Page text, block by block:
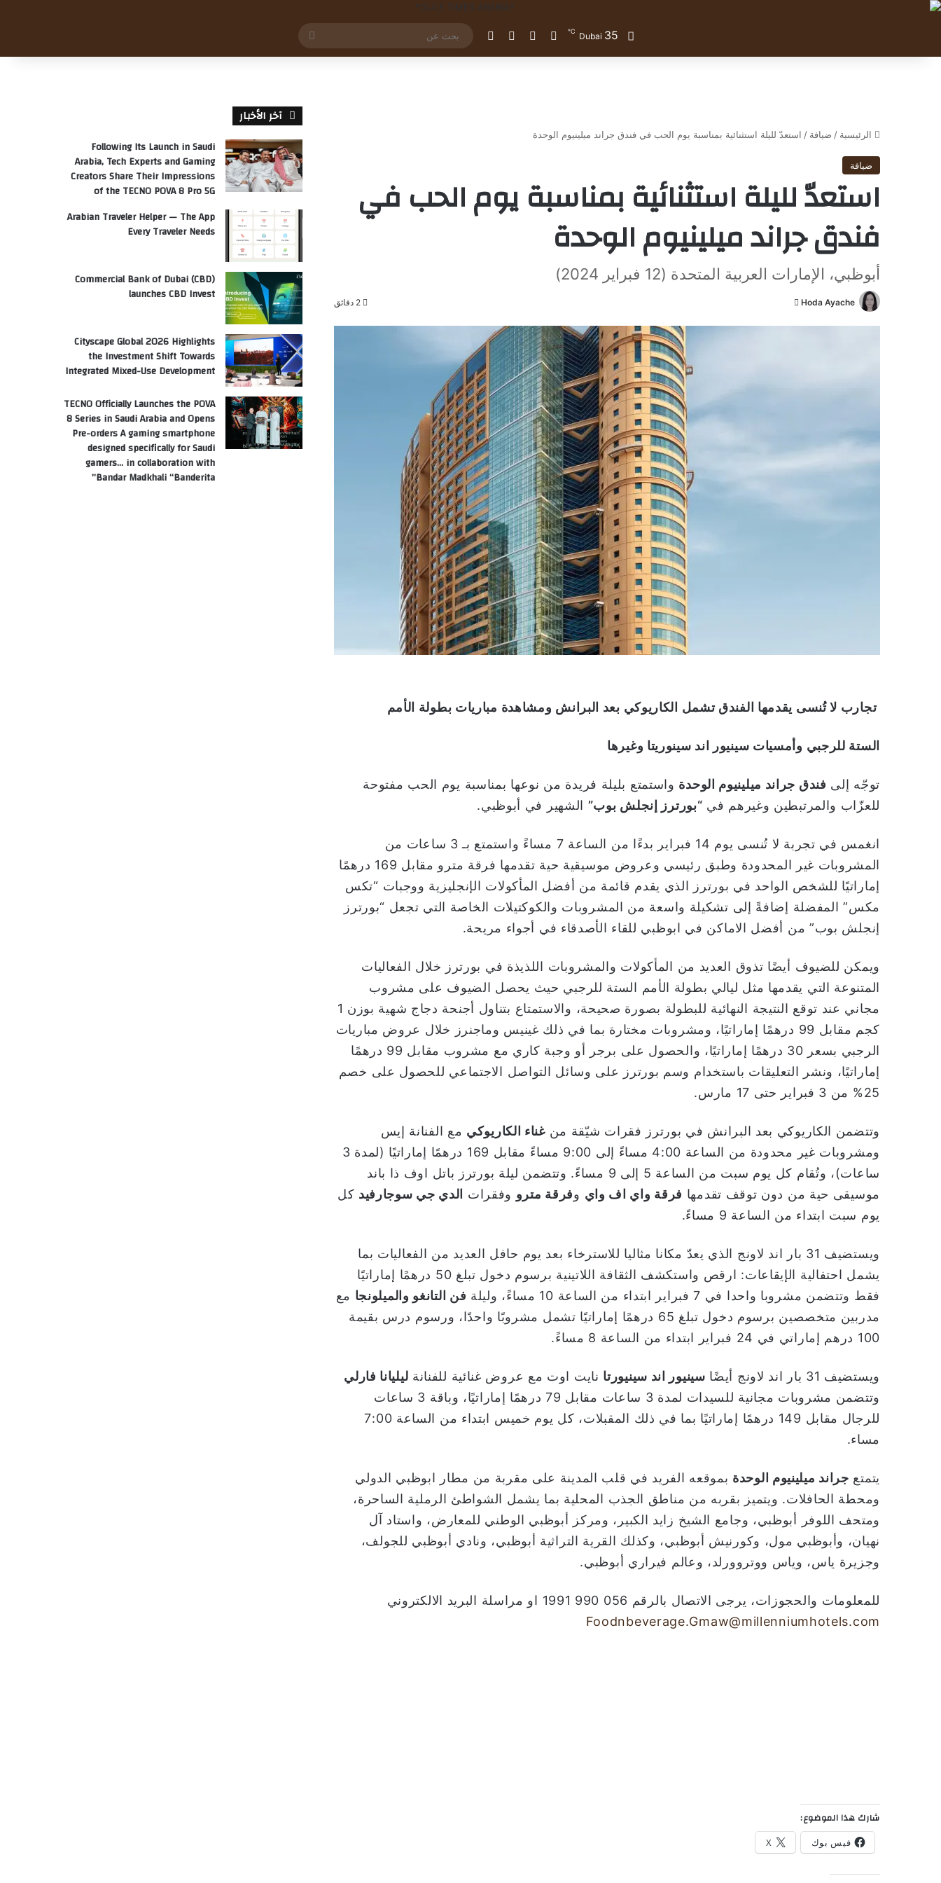
Dubai 35
℃ تسجيل الدخول
مقال عشوائي
إضافة عمود جانبي
الوضع المظلم
عن
الرئيسية / ضيافة / استعدّ لليلة استثنائية بمناسبة يوم الحب في فندق جراند ميلينيوم الوحدة
ضيافة
استعدّ لليلة استثنائية بمناسبة يوم الحب في
فندق جراند ميلينيوم الوحدة
أبوظبي، الإمارات العربية المتحدة (12 فبراير 2024)
Hoda Ayache
تجارب لا تُنسى يقدمها الفندق تشمل الكاريوكي بعد البرانش ومشاهدة مباريات بطولة الأمم
الستة للرجبي وأمسيات سينيور اند سينوريتا وغيرها
توجّه إلى فندق جراند ميلينيوم الوحدة واستمتع بليلة فريدة من نوعها بمناسبة يوم الحب مفتوحة
للعزّاب والمرتبطين وغيرهم في “بورترز إنجلش بوب” الشهير في أبوظبي.
انغمس في تجربة لا تُنسى يوم 14 فبراير بدءًا من الساعة 7 مساءً واستمتع بـ 3 ساعات من
المشروبات غير المحدودة وطبق رئيسي وعروض موسيقية حية تقدمها فرقة مترو مقابل 169 درهمًا
إماراتيًا للشخص الواحد في بورترز الذي يقدم قائمة من أفضل المأكولات الإنجليزية ووجبات “تكس
مكس” المفضلة إضافةً إلى تشكيلة واسعة من المشروبات والكوكتيلات الخاصة التي تجعل “بورترز
إنجلش بوب” من أفضل الاماكن في ابوظبي للقاء الأصدقاء في أجواء مريحة.
ويمكن للضيوف أيضًا تذوق العديد من المأكولات والمشروبات اللذيذة في بورترز خلال الفعاليات
المتنوعة التي يقدمها مثل ليالي بطولة الأمم الستة للرجبي حيث يحصل الضيوف على مشروب
مجاني عند توقع النتيجة النهائية للبطولة بصورة صحيحة، والاستمتاع بتناول أجنحة دجاج شهية بوزن 1
كجم مقابل 99 درهمًا إماراتيًا، ومشروبات مختارة بما في ذلك غينيس وماجنرز خلال عروض مباريات
الرجبي بسعر 30 درهمًا إماراتيًا، والحصول على برجر أو وجبة كاري مع مشروب مقابل 99 درهمًا
إماراتيًا، ونشر التعليقات باستخدام وسم بورترز على وسائل التواصل الاجتماعي للحصول على خصم
25% من 3 فبراير حتى 17 مارس.
وتتضمن الكاريوكي بعد البرانش في بورترز فقرات شيّقة منغناء الكاريوكي مع الفنانة إيس
ومشروبات غير محدودة من الساعة 4:00 مساءً إلى 9:00 مساءً مقابل 169 درهمًا إماراتيًا (لمدة 3
ساعات)، وتُقام كل يوم سبت من الساعة 5 إلى 9 مساءً. وتتضمن ليلة بورترز باتل اوف ذا باند
موسيقى حية من دون توقف تقدمها فرقة واي اف واي وفرقة مترو وفقرات الدي جي سوجارفيد كل
يوم سبت ابتداء من الساعة 9 مساءً.
ويستضيف 31 بار اند لاونج الذي يعدّ مكانا مثاليا للاسترخاء بعد يوم حافل العديد من الفعاليات بما
يشمل احتفالية الإيقاعات: ارقص واستكشف الثقافة اللاتينية برسوم دخول تبلغ 50 درهمًا إماراتيًا
فقط وتتضمن مشروبا واحدا في 7 فبراير ابتداء من الساعة 10 مساءً، وليلة
فن التانغو والميلونجا مع
مدربين متخصصين برسوم دخول تبلغ 65 درهمًا إماراتيًا تشمل مشروبًا واحدًا، ورسوم درس بقيمة
100 درهم إماراتي في 24 فبراير ابتداء من الساعة 8 مساءً.
ويستضيف 31 بار اند لاونج أيضًا سينيور اند سينيورتا نايت اوت مع عروض غنائية للفنانة ليليانا فارلي
وتتضمن مشروبات مجانية للسيدات لمدة 3 ساعات مقابل 79 درهمًا إماراتيًا، وباقة 3 ساعات
للرجال مقابل 149 درهمًا إماراتيًا بما في ذلك المقبلات، كل يوم خميس ابتداء من الساعة 7:00
مساء.
يتمتع جراند ميلينيوم الوحدة بموقعه الفريد في قلب المدينة على مقربة من مطار ابوظبي الدولي
ومحطة الحافلات. ويتميز بقربه من مناطق الجذب المحلية بما يشمل الشواطئ الرملية الساحرة،
ومتحف اللوفر أبوظبي، وجامع الشيخ زايد الكبير، ومركز أبوظبي الوطني للمعارض، واستاد آل
نهيان، وأبوظبي مول، وكورنيش أبوظبي، وكذلك القرية التراثية أبوظبي، ونادي أبوظبي للجولف،
وجزيرة ياس، وياس ووتروورلد، وعالم فيراري أبوظبي.
للمعلومات والحجوزات، يرجى الاتصال بالرقم 056 990 1991 او مراسلة البريد الالكتروني
Foodnbeverage.Gmaw@millenniumhotels.com
شارك هذا الموضوع:
فيس بوك X
آخر الأخبار
Following Its Launch in Saudi
Arabia, Tech Experts and Gaming
Creators Share Their Impressions
of the TECNO POVA 8 Pro 5G
Arabian Traveler Helper — The App
Every Traveler Needs
Commercial Bank of Dubai (CBD)
launches CBD Invest
Cityscape Global 2026 Highlights
the Investment Shift Towards
Integrated Mixed-Use Development
TECNO Officially Launches the POVA
8 Series in Saudi Arabia and Opens
Pre-orders A gaming smartphone
designed specifically for Saudi
gamers… in collaboration with
Bandar Madkhali “Banderita”